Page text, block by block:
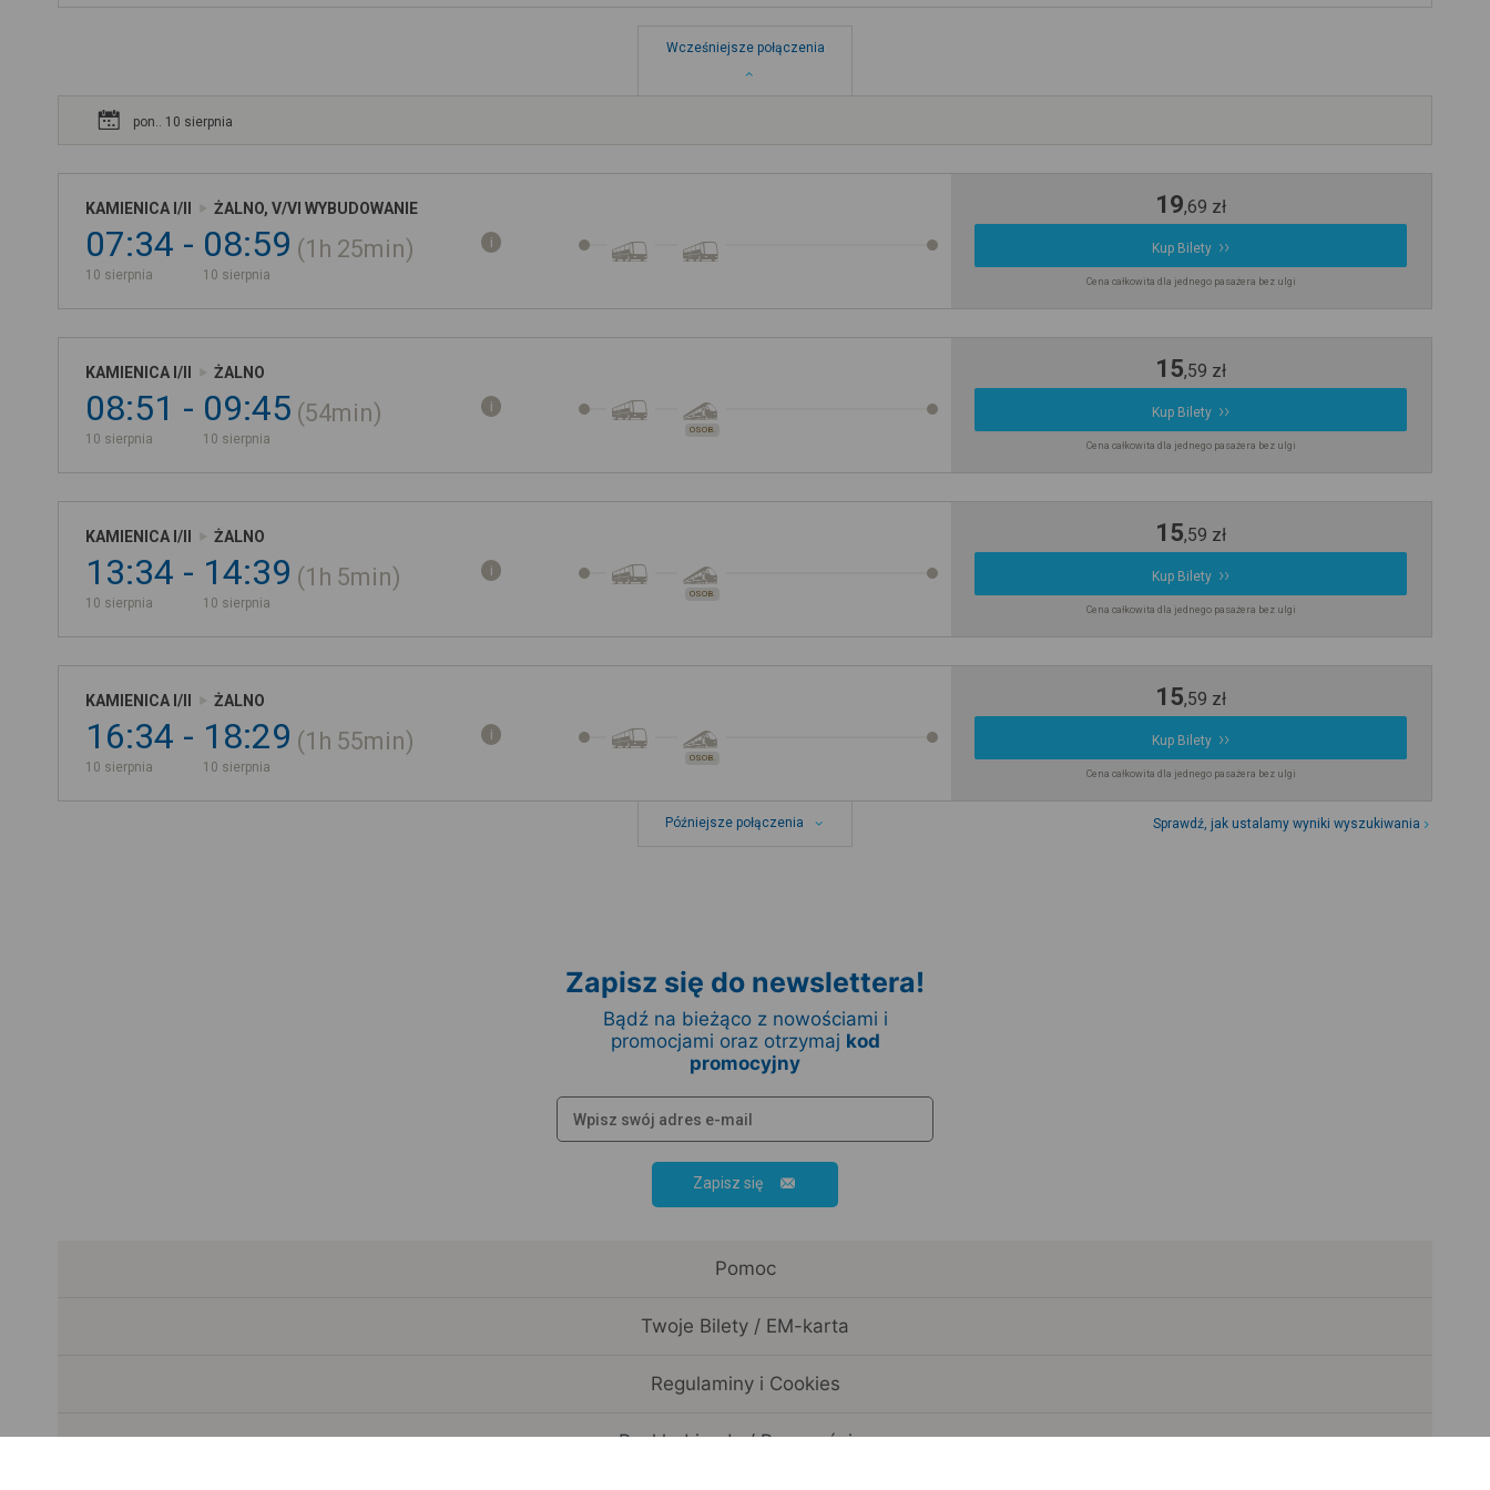
Wcześniejsze połączenia
pon.. 10 sierpnia
KAMIENICA I/II ŻALNO, V/VI WYBUDOWANIE
07:34
10 sierpnia
08:59
10 sierpnia
1h 25min
19,69 zł
Kup Bilety
Cena całkowita dla jednego pasażera bez ulgi
KAMIENICA I/II ŻALNO
08:51
10 sierpnia
09:45
10 sierpnia
54min
OSOB.
15,59 zł
Kup Bilety
Cena całkowita dla jednego pasażera bez ulgi
KAMIENICA I/II ŻALNO
13:34
10 sierpnia
14:39
10 sierpnia
1h 5min
OSOB.
15,59 zł
Kup Bilety
Cena całkowita dla jednego pasażera bez ulgi
KAMIENICA I/II ŻALNO
16:34
10 sierpnia
18:29
10 sierpnia
1h 55min
OSOB.
15,59 zł
Kup Bilety
Cena całkowita dla jednego pasażera bez ulgi
Późniejsze połączenia Sprawdź, jak ustalamy wyniki wyszukiwania
Zapisz się do newslettera!
Bądź na bieżąco z nowościami i
promocjami oraz otrzymaj kod
promocyjny
Zapisz się
Pomoc
Twoje Bilety / EM-karta
Regulaminy i Cookies
Rozkład jazdy / Przewoźnicy